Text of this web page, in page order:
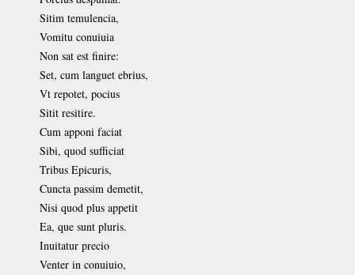
Sitim temulencia,
Vomitu conuiuia
Non sat est finire:
Set, cum languet ebrius,
Vt repotet, pocius
Sitit resitire.
Cum apponi faciat
Sibi, quod sufficiat
Tribus Epicuris,
Cuncta passim demetit,
Nisi quod plus appetit
Ea, que sunt pluris.
Inuitatur precio
Venter in conuiuio,